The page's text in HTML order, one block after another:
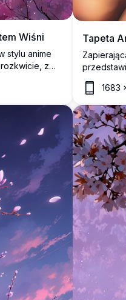
Wiśni
stylu anime
z
i
Tapeta
delikatnie
oddali
1683